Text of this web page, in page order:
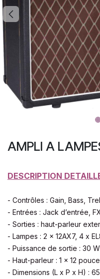
AMPLI A
DESCRIPTION
- Contrôles : Gain, Bass,
- Entrées : Jack d’entrée,
- Sorties : haut-parleur
- Lampes : 2 x 12AX7, 4 x
- Puissance de sortie : 30
- Haut-parleur : 1 x 12
- Dimensions (L x P x H) :